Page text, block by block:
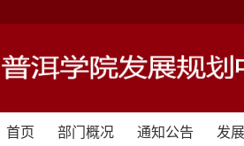
首页 部门概况 通知公告 发